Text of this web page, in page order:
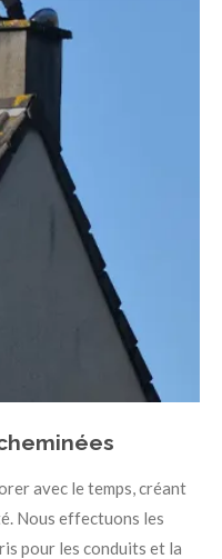
avec le temps, créant
Nous effectuons les
pour les conduits et la